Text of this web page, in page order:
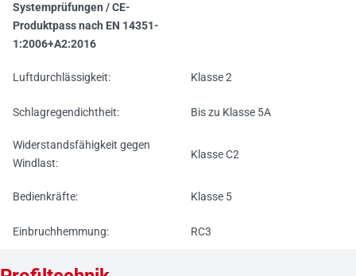
Systemprüfungen / CE-
Produktpass nach EN 14351-
1:2006+A2:2016
Luftdurchlässigkeit: Klasse 2
Schlagregendichtheit: Bis zu Klasse 5A
Widerstandsfähigkeit gegen
Windlast:
Klasse C2
Bedienkräfte: Klasse 5
Einbruchhemmung: RC3